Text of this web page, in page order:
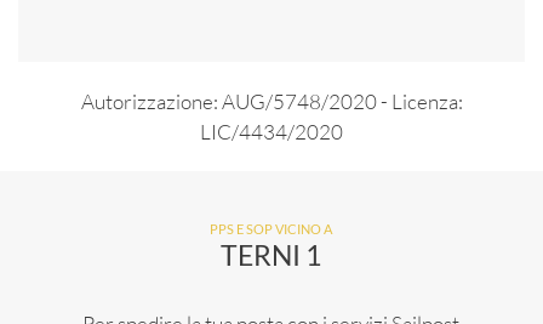
Autorizzazione: AUG/5748/2020 - Licenza:
LIC/4434/2020
PPS E SOP VICINO A
TERNI 1